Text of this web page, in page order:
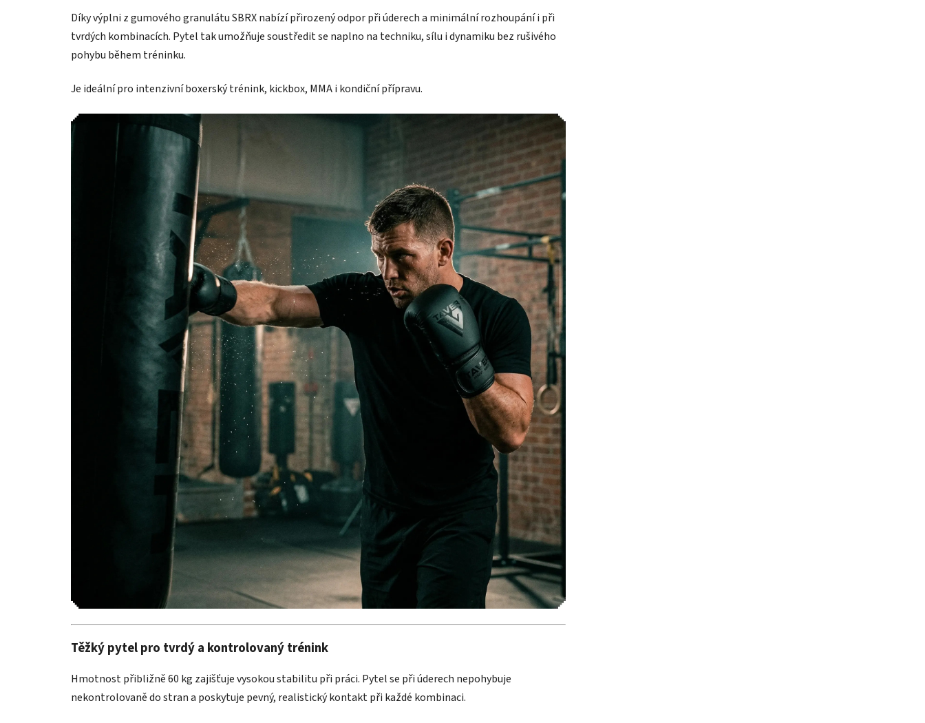
Díky výplni z gumového granulátu SBRX nabízí přirozený odpor při úderech a minimální rozhoupání i při
tvrdých kombinacích. Pytel tak umožňuje soustředit se naplno na techniku, sílu i dynamiku bez rušivého
pohybu během tréninku.
Je ideální pro intenzivní boxerský trénink, kickbox, MMA i kondiční přípravu.
Těžký pytel pro tvrdý a kontrolovaný trénink
Hmotnost přibližně 60 kg zajišťuje vysokou stabilitu při práci. Pytel se při úderech nepohybuje
nekontrolovaně do stran a poskytuje pevný, realistický kontakt při každé kombinaci.